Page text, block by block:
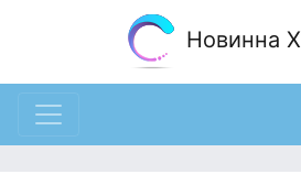
Новинна